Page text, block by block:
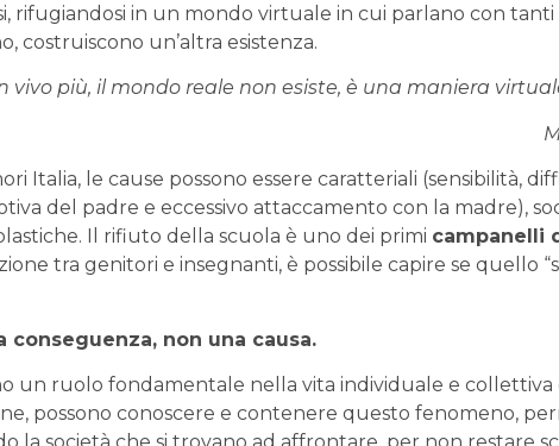
rifugiandosi in un mondo virtuale in cui parlano con tanti
costruiscono un’altra esistenza.
vivo più, il mondo reale non esiste, è una maniera
Italia, le cause possono essere caratteriali (sensibilità,
del padre e eccessivo attaccamento con la madre),
Il rifiuto della scuola è uno dei primi campanelli
tra genitori e insegnanti, è possibile capire se quello
non una causa.
un ruolo fondamentale nella vita individuale e collettiva
possono conoscere e contenere questo fenomeno,